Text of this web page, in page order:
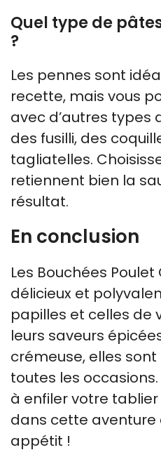
Quel type de
?
Les pennes sont
recette, mais vous
avec d’autres
des fusilli, des
tagliatelles.
retiennent bien la
résultat.
En conclusion
Les Bouchées
délicieux et
papilles et celles de
leurs saveurs
crémeuse, elles
toutes les occasions.
à enfiler votre
dans cette aventure
appétit !